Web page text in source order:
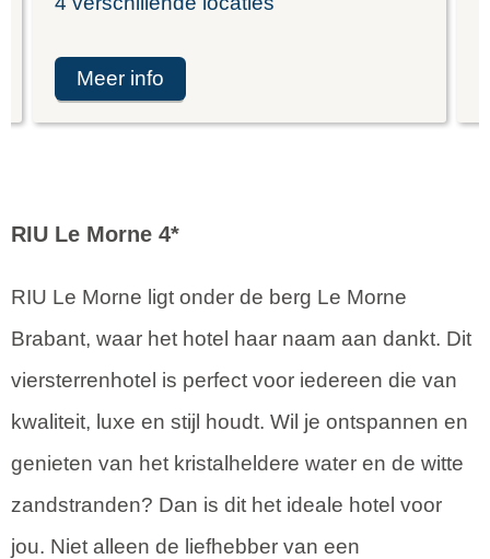
meer info
RIU Le Morne 4*
RIU Le Morne ligt onder de berg Le Morne
Brabant, waar het hotel haar naam aan dankt. Dit
viersterrenhotel is perfect voor iedereen die van
kwaliteit, luxe en stijl houdt. Wil je ontspannen en
genieten van het kristalheldere water en de witte
zandstranden? Dan is dit het ideale hotel voor
jou. Niet alleen de liefhebber van een